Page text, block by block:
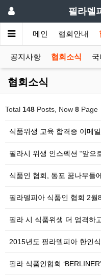
필라델
메인 협회안내
공지사항 협회소식
협회소식
Total 148 Posts, Now 8 Page
식품위생 교육 합격증 이메
필라시 위생 인스펙션 “앞으
식품인 협회, 동포 꿈나무들
필라델피아 식품인 협회 2월8일
필라 시 식품위생 더 엄격하
2015년도 필라델피아 한인
필라 식품인협회